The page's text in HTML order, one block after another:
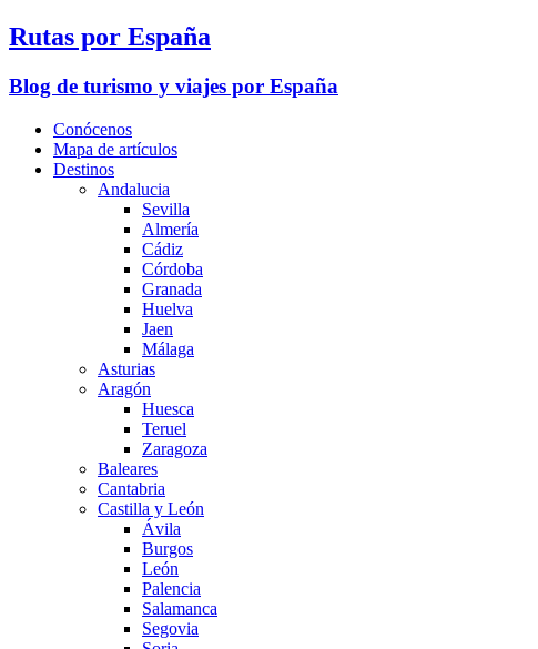
Rutas por España
Blog de turismo y viajes por España
Conócenos
Mapa de artículos
Destinos
Andalucia
Sevilla
Almería
Cádiz
Córdoba
Granada
Huelva
Jaen
Málaga
Asturias
Aragón
Huesca
Teruel
Zaragoza
Baleares
Cantabria
Castilla y León
Ávila
Burgos
León
Palencia
Salamanca
Segovia